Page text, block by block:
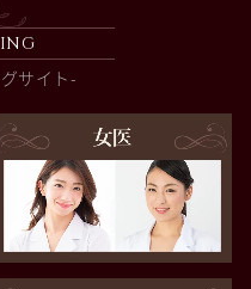
サイト-